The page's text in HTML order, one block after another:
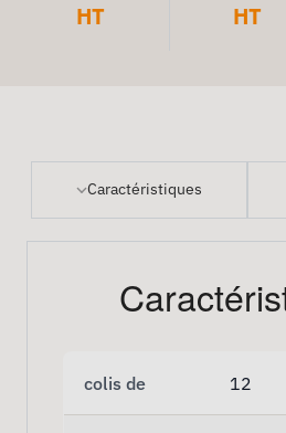
HT
HT
Caractéristiques
colis de 12